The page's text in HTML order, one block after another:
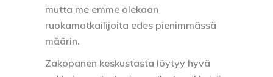
mutta me emme olekaan
ruokamatkailijoita edes pienimmässä
määrin.
Zakopanen keskustasta löytyy hyvä